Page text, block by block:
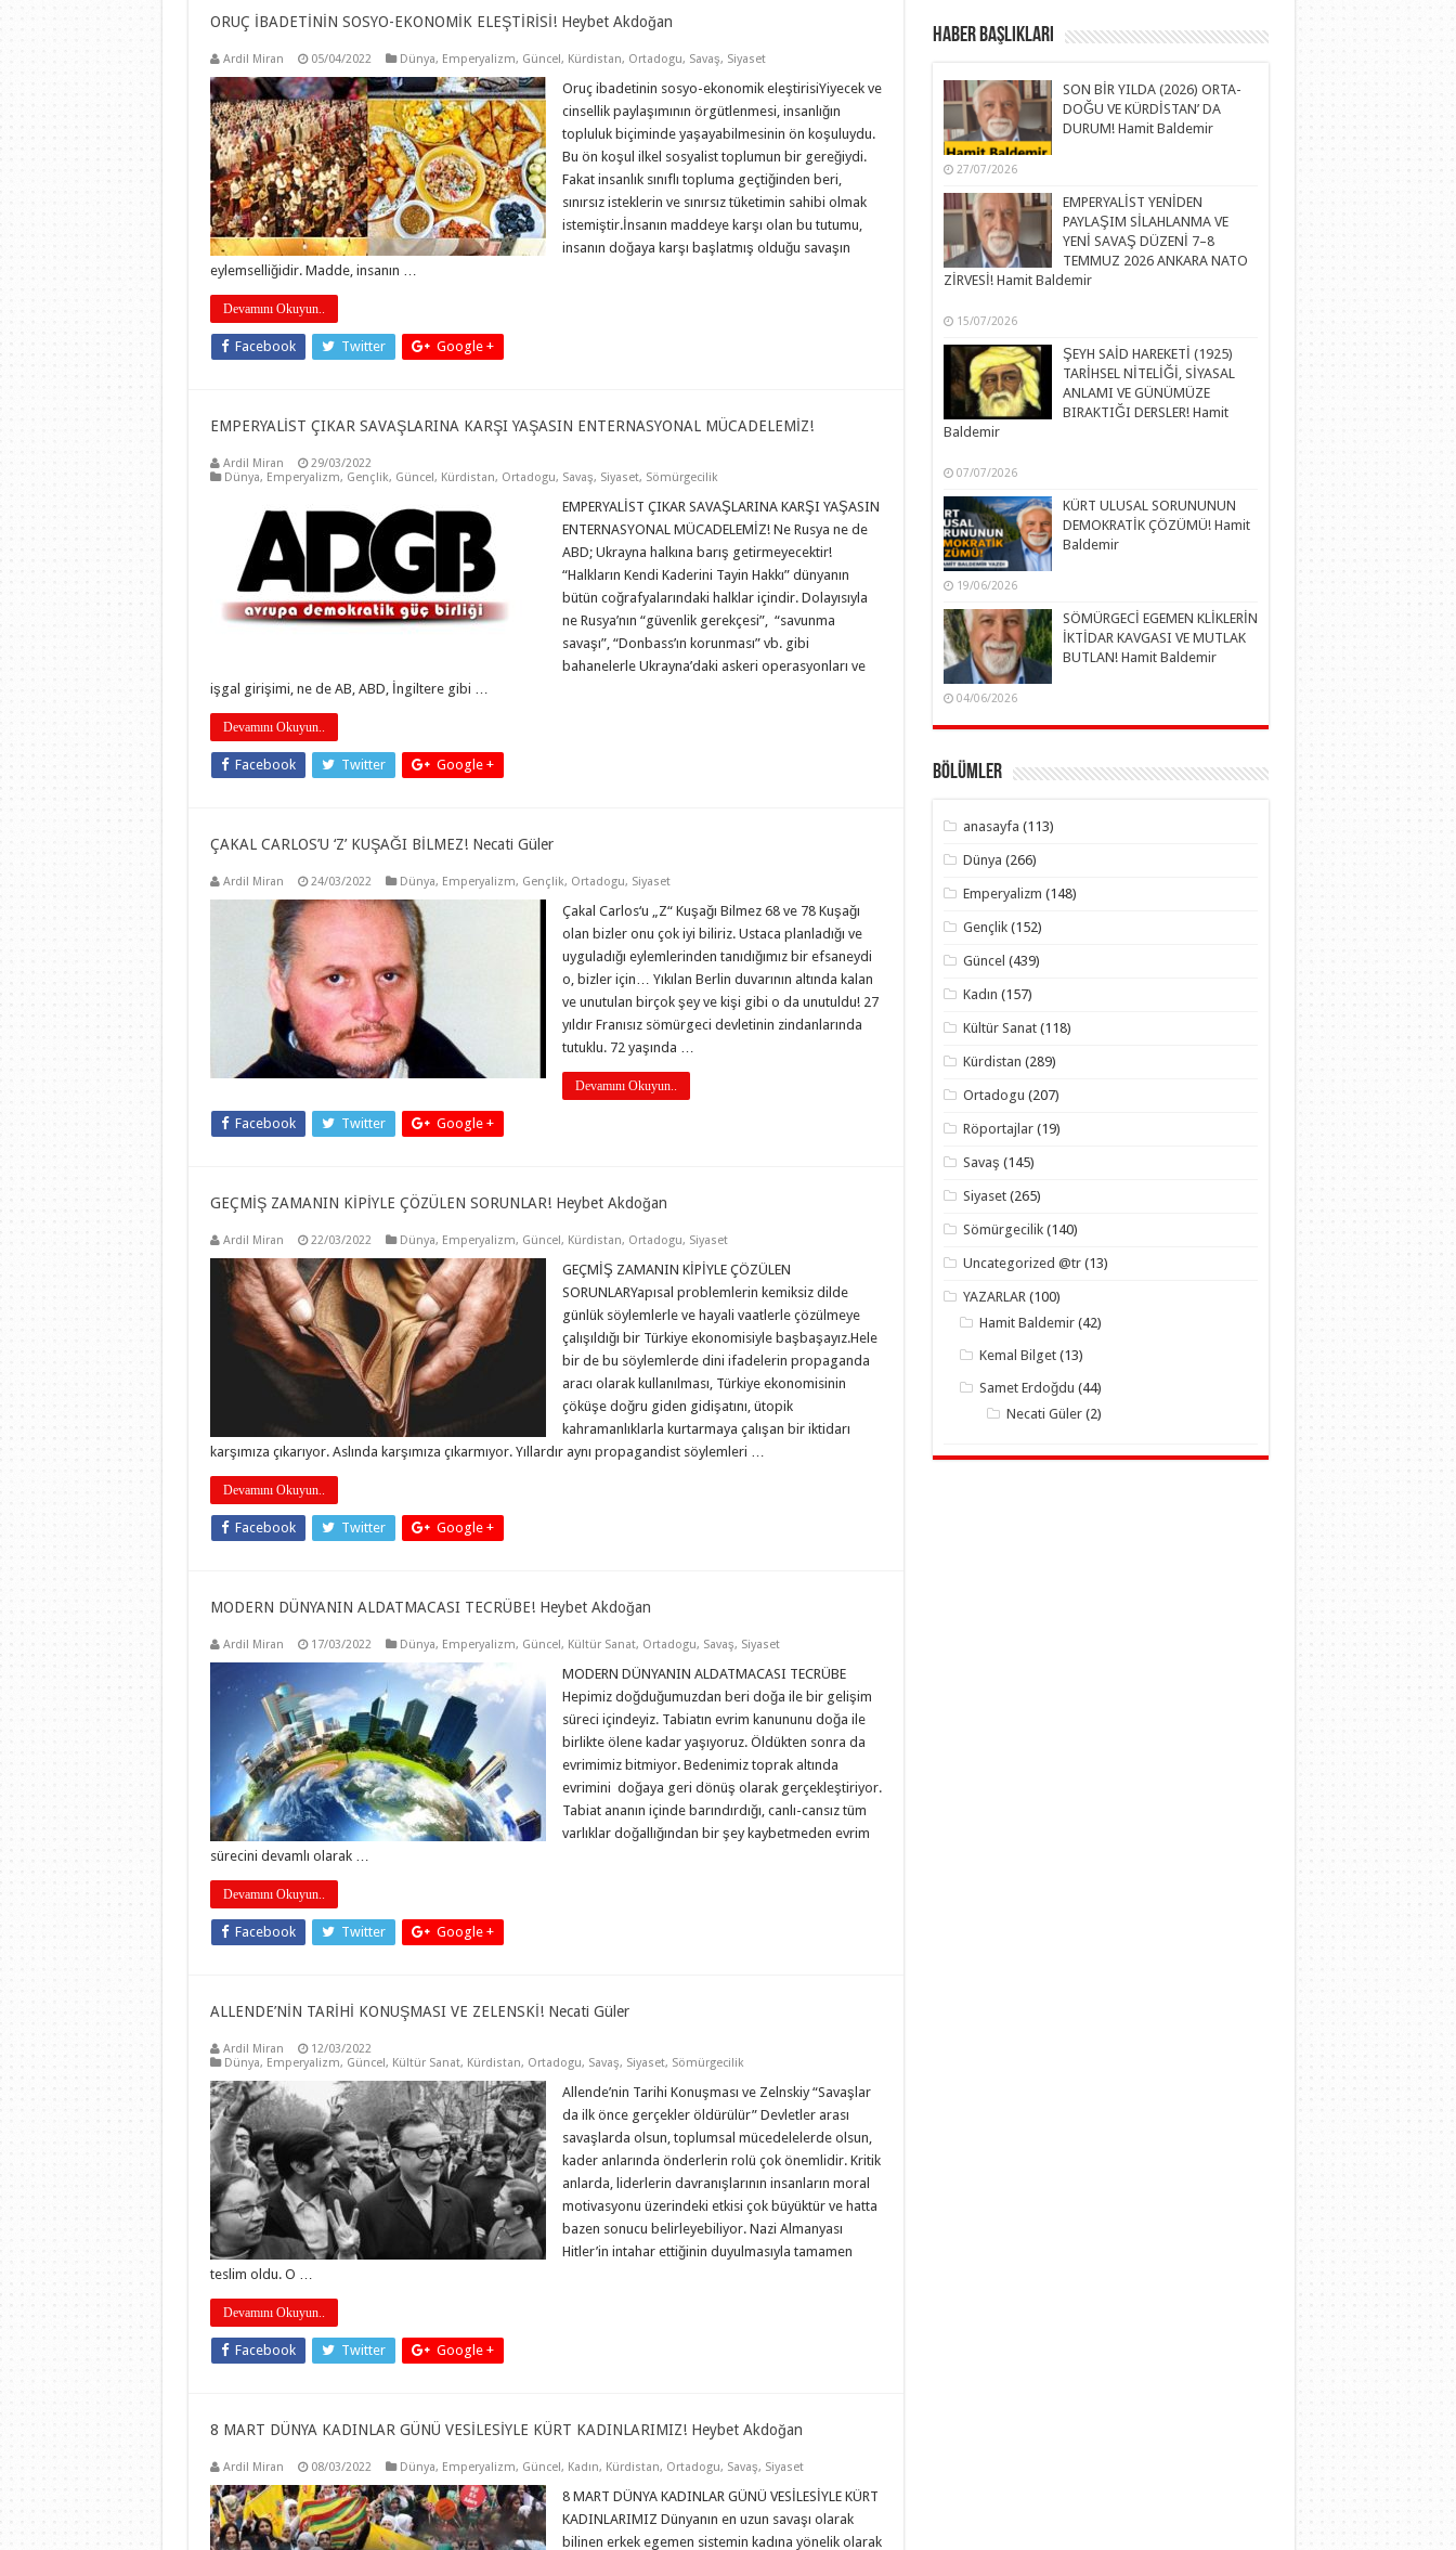
ORUÇ İBADETİNİN SOSYO-EKONOMİK ELEŞTİRİSİ! Heybet Akdoğan
Ardil Miran 05/04/2022 Dünya, Emperyalizm, Güncel, Kürdistan, Ortadogu, Savaş, Siyaset
Oruç ibadetinin sosyo-ekonomik eleştirisiYiyecek ve
cinsellik paylaşımının örgütlenmesi, insanlığın
topluluk biçiminde yaşayabilmesinin ön koşuluydu.
Bu ön koşul ilkel sosyalist toplumun bir gereğiydi.
Fakat insanlık sınıflı topluma geçtiğinden beri,
sınırsız isteklerin ve sınırsız tüketimin sahibi olmak
istemiştir.İnsanın maddeye karşı olan bu tutumu,
insanın doğaya karşı başlatmış olduğu savaşın
eylemselliğidir. Madde, insanın …
Devamını Okuyun..
Facebook Twitter Google +
EMPERYALİST ÇIKAR SAVAŞLARINA KARŞI YAŞASIN ENTERNASYONAL MÜCADELEMİZ!
Ardil Miran
29/03/2022
Dünya, Emperyalizm, Gençlik, Güncel, Kürdistan, Ortadogu, Savaş, Siyaset, Sömürgecilik
EMPERYALİST ÇIKAR SAVAŞLARINA KARŞI YAŞASIN
ENTERNASYONAL MÜCADELEMİZ! Ne Rusya ne de
ABD; Ukrayna halkına barış getirmeyecektir!
“Halkların Kendi Kaderini Tayin Hakkı” dünyanın
bütün coğrafyalarındaki halklar içindir. Dolayısıyla
ne Rusya’nın “güvenlik gerekçesi”, “savunma
savaşı”, “Donbass’ın korunması” vb. gibi
bahanelerle Ukrayna’daki askeri operasyonları ve
işgal girişimi, ne de AB, ABD, İngiltere gibi …
Devamını Okuyun..
Facebook Twitter Google +
ÇAKAL CARLOS’U ‘Z’ KUŞAĞI BİLMEZ! Necati Güler
Ardil Miran 24/03/2022 Dünya, Emperyalizm, Gençlik, Ortadogu, Siyaset
Çakal Carlos‘u „Z“ Kuşağı Bilmez 68 ve 78 Kuşağı
olan bizler onu çok iyi biliriz. Ustaca planladığı ve
uyguladığı eylemlerinden tanıdığımız bir efsaneydi
o, bizler için… Yıkılan Berlin duvarının altında kalan
ve unutulan birçok şey ve kişi gibi o da unutuldu! 27
yıldır Franısız sömürgeci devletinin zindanlarında
tutuklu. 72 yaşında …
Devamını Okuyun..
Facebook Twitter Google +
GEÇMİŞ ZAMANIN KİPİYLE ÇÖZÜLEN SORUNLAR! Heybet Akdoğan
Ardil Miran 22/03/2022 Dünya, Emperyalizm, Güncel, Kürdistan, Ortadogu, Siyaset
GEÇMİŞ ZAMANIN KİPİYLE ÇÖZÜLEN
SORUNLARYapısal problemlerin kemiksiz dilde
günlük söylemlerle ve hayali vaatlerle çözülmeye
çalışıldığı bir Türkiye ekonomisiyle başbaşayız.Hele
bir de bu söylemlerde dini ifadelerin propaganda
aracı olarak kullanılması, Türkiye ekonomisinin
çöküşe doğru giden gidişatını, ütopik
kahramanlıklarla kurtarmaya çalışan bir iktidarı
karşımıza çıkarıyor. Aslında karşımıza çıkarmıyor. Yıllardır aynı propagandist söylemleri …
Devamını Okuyun..
Facebook Twitter Google +
MODERN DÜNYANIN ALDATMACASI TECRÜBE! Heybet Akdoğan
Ardil Miran 17/03/2022 Dünya, Emperyalizm, Güncel, Kültür Sanat, Ortadogu, Savaş, Siyaset
MODERN DÜNYANIN ALDATMACASI TECRÜBE
Hepimiz doğduğumuzdan beri doğa ile bir gelişim
süreci içindeyiz. Tabiatın evrim kanununu doğa ile
birlikte ölene kadar yaşıyoruz. Öldükten sonra da
evrimimiz bitmiyor. Bedenimiz toprak altında
evrimini doğaya geri dönüş olarak gerçekleştiriyor.
Tabiat ananın içinde barındırdığı, canlı-cansız tüm
varlıklar doğallığından bir şey kaybetmeden evrim
sürecini devamlı olarak …
Devamını Okuyun..
Facebook Twitter Google +
ALLENDE’NİN TARİHİ KONUŞMASI VE ZELENSKİ! Necati Güler
Ardil Miran
12/03/2022
Dünya, Emperyalizm, Güncel, Kültür Sanat, Kürdistan, Ortadogu, Savaş, Siyaset, Sömürgecilik
Allende’nin Tarihi Konuşması ve Zelnskiy “Savaşlar
da ilk önce gerçekler öldürülür” Devletler arası
savaşlarda olsun, toplumsal mücedelelerde olsun,
kader anlarında önderlerin rolü çok önemlidir. Kritik
anlarda, liderlerin davranışlarının insanların moral
motivasyonu üzerindeki etkisi çok büyüktür ve hatta
bazen sonucu belirleyebiliyor. Nazi Almanyası
Hitler’in intahar ettiğinin duyulmasıyla tamamen
teslim oldu. O …
Devamını Okuyun..
Facebook Twitter Google +
8 MART DÜNYA KADINLAR GÜNÜ VESİLESİYLE KÜRT KADINLARIMIZ! Heybet Akdoğan
Ardil Miran 08/03/2022 Dünya, Emperyalizm, Güncel, Kadın, Kürdistan, Ortadogu, Savaş, Siyaset
8 MART DÜNYA KADINLAR GÜNÜ VESİLESİYLE KÜRT
KADINLARIMIZ Dünyanın en uzun savaşı olarak
bilinen erkek egemen sistemin kadına yönelik olarak
Haber Başlıkları
SON BİR YILDA (2026) ORTA-
DOĞU VE KÜRDİSTAN’ DA
DURUM! Hamit Baldemir
27/07/2026
EMPERYALİST YENİDEN
PAYLAŞIM SİLAHLANMA VE
YENİ SAVAŞ DÜZENİ 7–8
TEMMUZ 2026 ANKARA NATO
ZİRVESİ! Hamit Baldemir
15/07/2026
ŞEYH SAİD HAREKETİ (1925)
TARİHSEL NİTELİĞİ, SİYASAL
ANLAMI VE GÜNÜMÜZE
BIRAKTIĞI DERSLER! Hamit
Baldemir
07/07/2026
KÜRT ULUSAL SORUNUNUN
DEMOKRATİK ÇÖZÜMÜ! Hamit
Baldemir
19/06/2026
SÖMÜRGECİ EGEMEN KLİKLERİN
İKTİDAR KAVGASI VE MUTLAK
BUTLAN! Hamit Baldemir
04/06/2026
Bölümler
anasayfa (113)
Dünya (266)
Emperyalizm (148)
Gençlik (152)
Güncel (439)
Kadın (157)
Kültür Sanat (118)
Kürdistan (289)
Ortadogu (207)
Röportajlar (19)
Savaş (145)
Siyaset (265)
Sömürgecilik (140)
Uncategorized @tr (13)
YAZARLAR (100)
Hamit Baldemir (42)
Kemal Bilget (13)
Samet Erdoğdu (44)
Necati Güler (2)